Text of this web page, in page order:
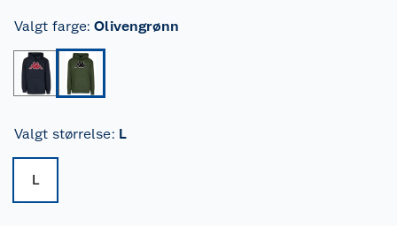
Valgt farge: Olivengrønn
Valgt størrelse: L
L